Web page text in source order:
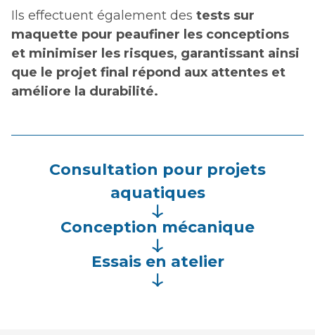
Ils effectuent également des tests sur
maquette pour peaufiner les conceptions
et minimiser les risques, garantissant ainsi
que le projet final répond aux attentes et
améliore la durabilité.
Consultation pour projets
aquatiques
Conception mécanique
Essais en atelier